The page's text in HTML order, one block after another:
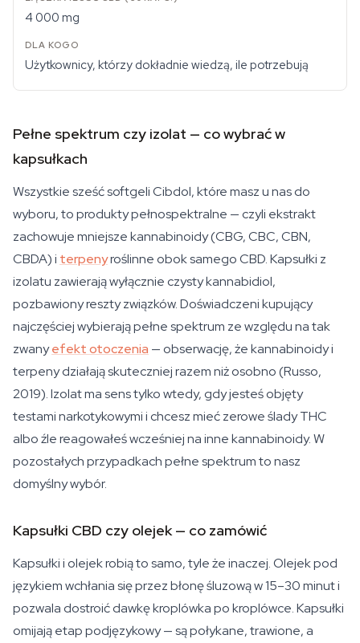
4 000 mg
Użytkownicy, którzy dokładnie wiedzą, ile potrzebują
Pełne spektrum czy izolat — co wybrać w
kapsułkach
Wszystkie sześć softgeli Cibdol, które masz u nas do
wyboru, to produkty pełnospektralne — czyli ekstrakt
zachowuje mniejsze kannabinoidy (CBG, CBC, CBN,
CBDA) i terpenyroślinne obok samego CBD. Kapsułki z
izolatu zawierają wyłącznie czysty kannabidiol,
pozbawiony reszty związków. Doświadczeni kupujący
najczęściej wybierają pełne spektrum ze względu na tak
zwanyefekt otoczenia — obserwację, że kannabinoidy i
terpeny działają skuteczniej razem niż osobno (Russo,
2019). Izolat ma sens tylko wtedy, gdy jesteś objęty
testami narkotykowymi i chcesz mieć zerowe ślady THC
albo źle reagowałeś wcześniej na inne kannabinoidy. W
pozostałych przypadkach pełne spektrum to nasz
domyślny wybór.
Kapsułki CBD czy olejek — co zamówić
Kapsułki i olejek robią to samo, tyle że inaczej. Olejek pod
językiem wchłania się przez błonę śluzową w 15–30 minut i
pozwala dostroić dawkę kroplówka po kroplówce. Kapsułki
omijają etap podjęzykowy — są połykane, trawione, a